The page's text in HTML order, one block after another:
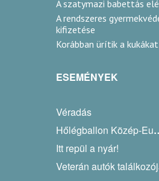
A szatymazi babettás
A rendszeres
kifizetése
Korábban ürítik a kukákat
ESEMÉNYEK
Véradás
Itt repül a nyár!
Veterán autók